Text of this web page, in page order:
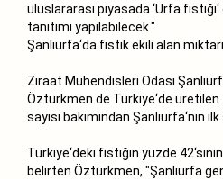
uluslararası piyasada ‘Urfa
tanıtımı yapılabilecek."
Şanlıurfa‘da fıstık ekili alan
Ziraat Mühendisleri Odası
Öztürkmen de Türkiye‘de üretilen
sayısı bakımından Şanlıurfa‘nın
Türkiye‘deki fıstığın yüzde
belirten Öztürkmen, "Şanlıurfa